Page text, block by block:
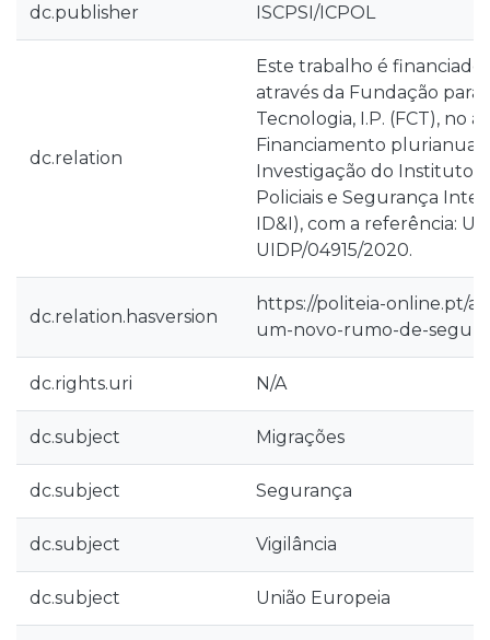
dc.publisher ISCPSI/ICPOL
dc.relation
Este trabalho é financiado
através da Fundação para
Tecnologia, I.P. (FCT), no
Financiamento plurianual
Investigação do Instituto
Policiais e Segurança
ID&I), com a referência:
UIDP/04915/2020.
dc.relation.hasversion
https://politeia-online.pt/
um-novo-rumo-de-
dc.rights.uri N/A
dc.subject Migrações
dc.subject Segurança
dc.subject Vigilância
dc.subject União Europeia